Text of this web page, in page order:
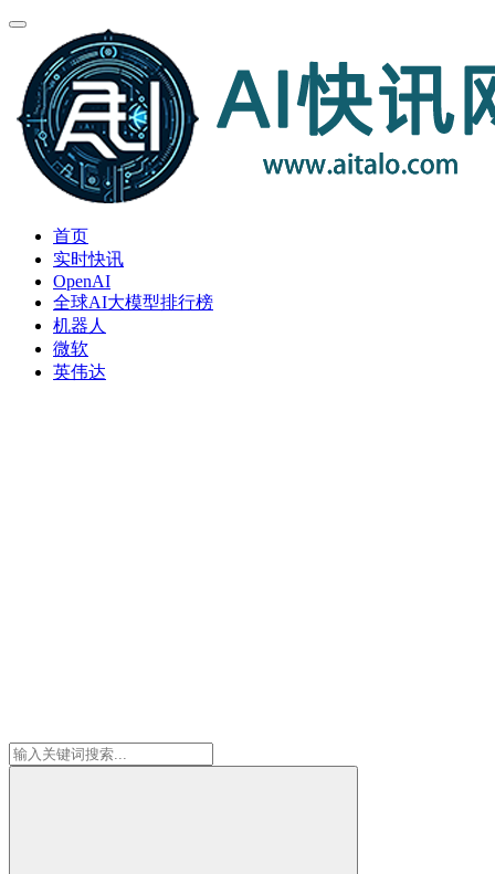
首页
实时快讯
OpenAI
全球AI大模型排行榜
机器人
微软
英伟达